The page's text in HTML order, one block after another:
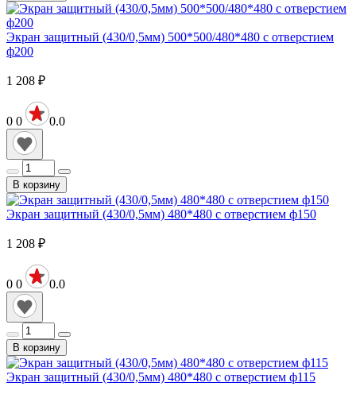
Экран защитный (430/0,5мм) 500*500/480*480 с отверстием
ф200
1 208 ₽
0 0 0.0
В корзину
Экран защитный (430/0,5мм) 480*480 с отверстием ф150
1 208 ₽
0 0 0.0
В корзину
Экран защитный (430/0,5мм) 480*480 с отверстием ф115